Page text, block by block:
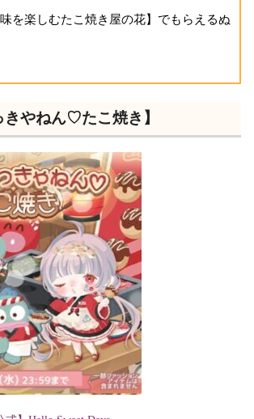
味を楽しむたこ焼き屋の花】でもらえるぬ
きやねん♡たこ焼き】